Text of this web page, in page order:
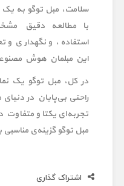
سلامت، مبل توگو به
با مطالعه دقیق
استفاده، و نگهداری و
این مبلمان هوش
در کل، مبل توگو یک
راحتی بی‌پایان در
تجربه‌ای یکتا و
مبل توگو گزینه‌ی مناسبی
اشتراک گذاری